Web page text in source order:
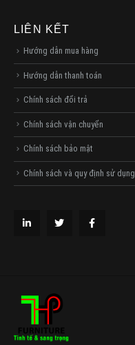
LIÊN KẾT
Hướng dẫn mua hàng
Hướng dẫn thanh toán
Chính sách đổi trả
Chính sách vận chuyển
Chính sách bảo mật
Chính sách và quy định sử dụng